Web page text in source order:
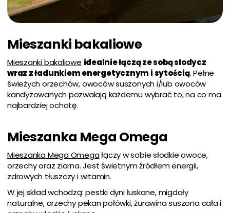
Mieszanki bakaliowe
Mieszanki bakaliowe idealnie łączą ze sobą słodycz
wraz z ładunkiem energetycznym i sytością. Pełne
świeżych orzechów, owoców suszonych i/lub owoców
kandyzowanych pozwalają każdemu wybrać to, na co ma
najbardziej ochotę.
Mieszanka Mega Omega
Mieszanka Mega Omegałączy w sobie słodkie owoce,
orzechy oraz ziarna. Jest świetnym źródłem energii,
zdrowych tłuszczy i witamin.
W jej skład wchodzą: pestki dyni łuskane, migdały
naturalne, orzechy pekan połówki, żurawina suszona cała i